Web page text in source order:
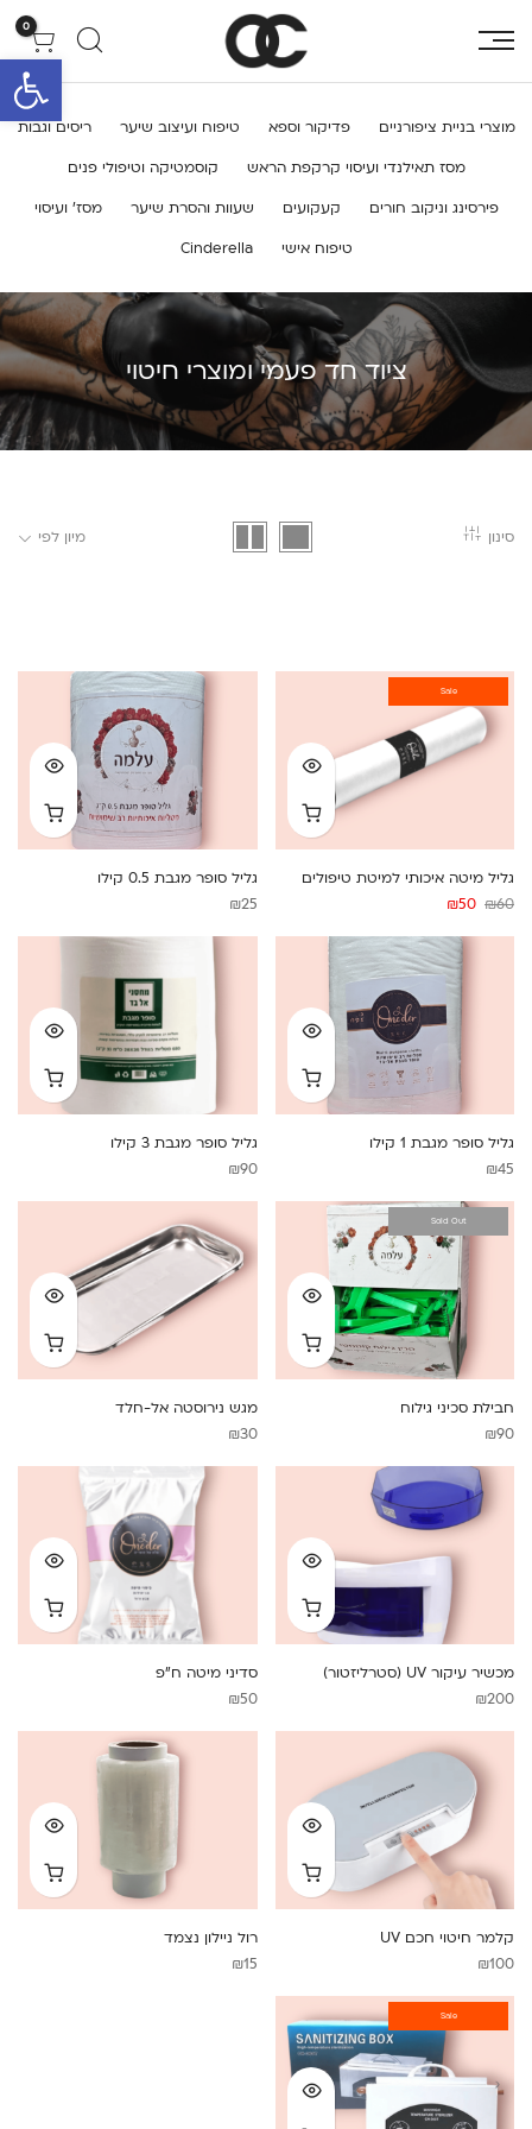
פתח
0
מוצרי בניית ציפורניים פדיקור וספא טיפוח ועיצוב שיער ריסים וגבות
מסז תאילנדי ועיסוי קרקפת הראש קוסמטיקה וטיפולי פנים
פירסינג וניקוב חורים קעקועים שעוות והסרת שיער מסז’ ועיסוי
טיפוח אישי Cinderella
ציוד חד פעמי ומוצרי חיטוי
סינון מיון לפי
Sale
גליל מיטה איכותי למיטת טיפולים
₪60
המחיר
היה:
₪60.
₪50
הוא:
₪50.
גליל סופר מגבת 0.5 קילו
₪25
גליל סופר מגבת 1 קילו
₪45
גליל סופר מגבת 3 קילו
₪90
Sold Out
חבילת סכיני גילוח
₪90
מגש נירוסטה אל-חלד
₪30
מכשיר עיקור UV (סטרליזטור)
₪200
סדיני מיטה ח”פ
₪50
קלמר חיטוי חכם UV
₪100
רול ניילון נצמד
₪15
Sale